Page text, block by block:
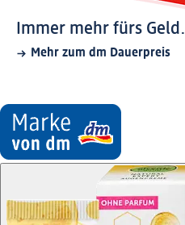
Immer mehr fürs Geld.
Mehr zum dm Dauerpreis